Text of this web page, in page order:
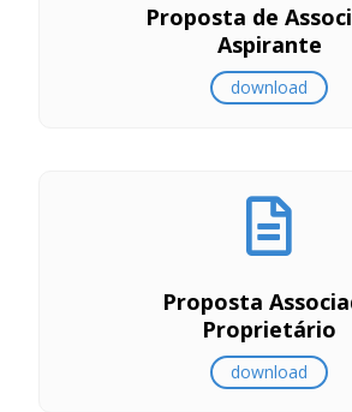
Proposta de
Aspirante
download
Proposta
Proprietário
download